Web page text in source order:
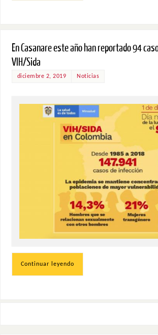
En Casanare este año han reportado 94
VIH/Sida
diciembre 2, 2019 Noticias
Continuar leyendo